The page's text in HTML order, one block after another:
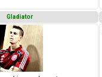
Gladiator